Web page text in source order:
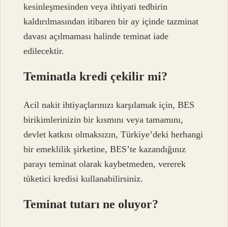
kesinleşmesinden veya ihtiyati tedbirin
kaldırılmasından itibaren bir ay içinde tazminat
davası açılmaması halinde teminat iade
edilecektir.
Teminatla kredi çekilir mi?
Acil nakit ihtiyaçlarınızı karşılamak için, BES
birikimlerinizin bir kısmını veya tamamını,
devlet katkısı olmaksızın, Türkiye’deki herhangi
bir emeklilik şirketine, BES’te kazandığınız
parayı teminat olarak kaybetmeden, vererek
tüketici kredisi kullanabilirsiniz.
Teminat tutarı ne oluyor?